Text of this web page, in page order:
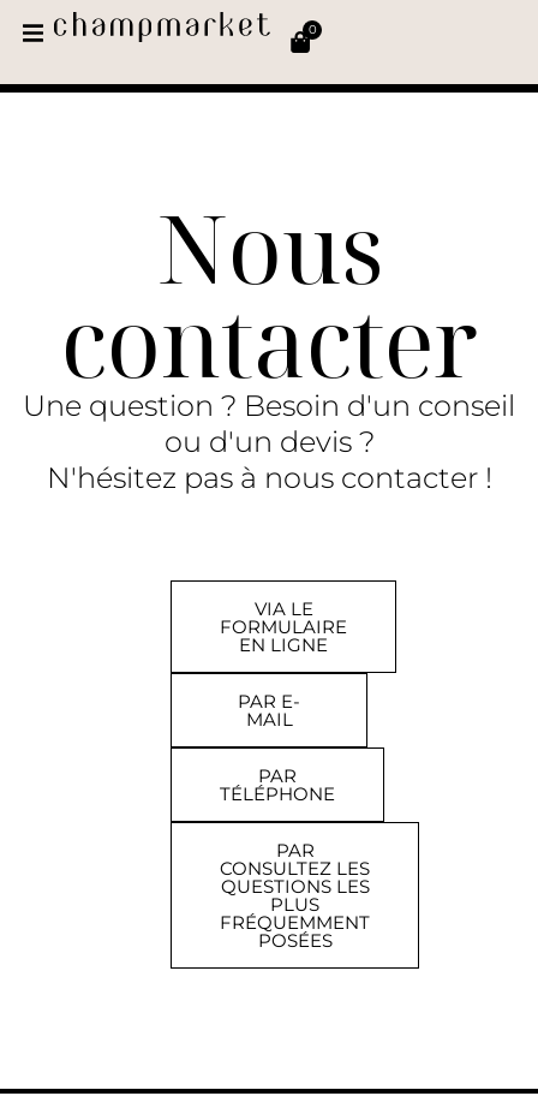
0
Nous
contacter
Une question ? Besoin d'un conseil
ou d'un devis ?
N'hésitez pas à nous contacter !
VIA LE
FORMULAIRE
EN LIGNE
PAR E-
MAIL
PAR
TÉLÉPHONE
PAR
CONSULTEZ LES
QUESTIONS LES
PLUS
FRÉQUEMMENT
POSÉES